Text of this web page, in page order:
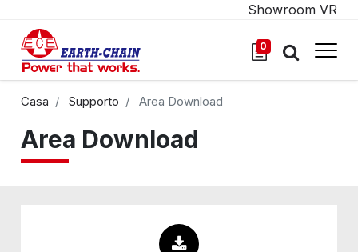
0
Showroom VR
Casa Supporto Area Download
Area Download